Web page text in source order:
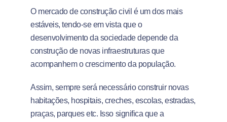
O mercado de construção civil é um dos mais
estáveis, tendo-se em vista que o
desenvolvimento da sociedade depende da
construção de novas infraestruturas que
acompanhem o crescimento da população.
Assim, sempre será necessário construir novas
habitações, hospitais, creches, escolas, estradas,
praças, parques etc. Isso significa que a